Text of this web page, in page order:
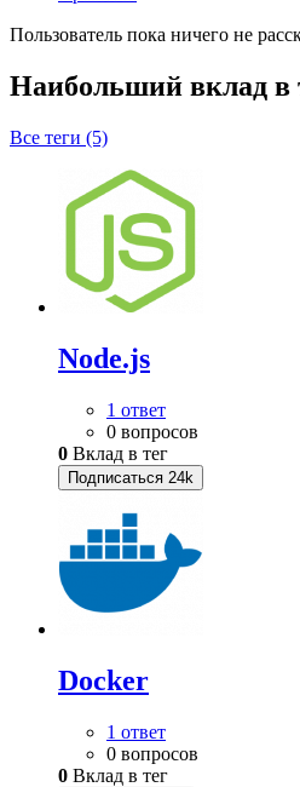
Пользователь пока ничего не
Наибольший вклад в
Все теги (5)
Node.js
1 ответ
0 вопросов
0 Вклад в тег
Подписаться 24k
Docker
1 ответ
0 вопросов
0 Вклад в тег